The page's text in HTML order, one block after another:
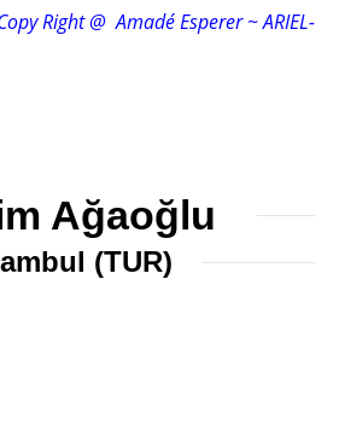
Right @ Amadé Esperer ~ ARIEL-
Ağaoğlu
(TUR)